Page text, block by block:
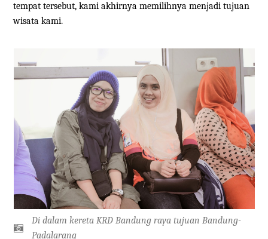
tempat tersebut, kami akhirnya memilihnya menjadi tujuan
wisata kami.
Di dalam kereta KRD Bandung raya tujuan Bandung-
Padalarang